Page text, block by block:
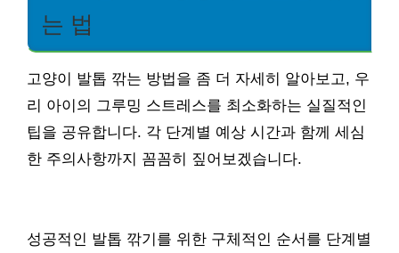
는 법
고양이 발톱 깎는 방법을 좀 더 자세히 알아보고, 우
리 아이의 그루밍 스트레스를 최소화하는 실질적인
팁을 공유합니다. 각 단계별 예상 시간과 함께 세심
한 주의사항까지 꼼꼼히 짚어보겠습니다.
성공적인 발톱 깎기를 위한 구체적인 순서를 단계별